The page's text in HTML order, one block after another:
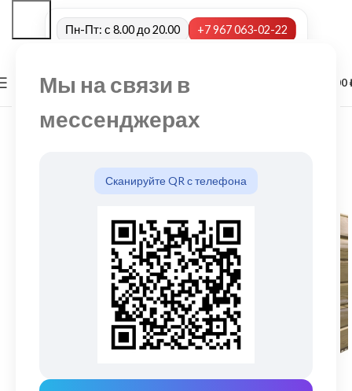
Мы на связи в
мессенджерах
Сканируйте QR с телефона
Пн-Пт: с 8.00 до 20.00 +7 967 063-02-22
МЕНЮ 0,00